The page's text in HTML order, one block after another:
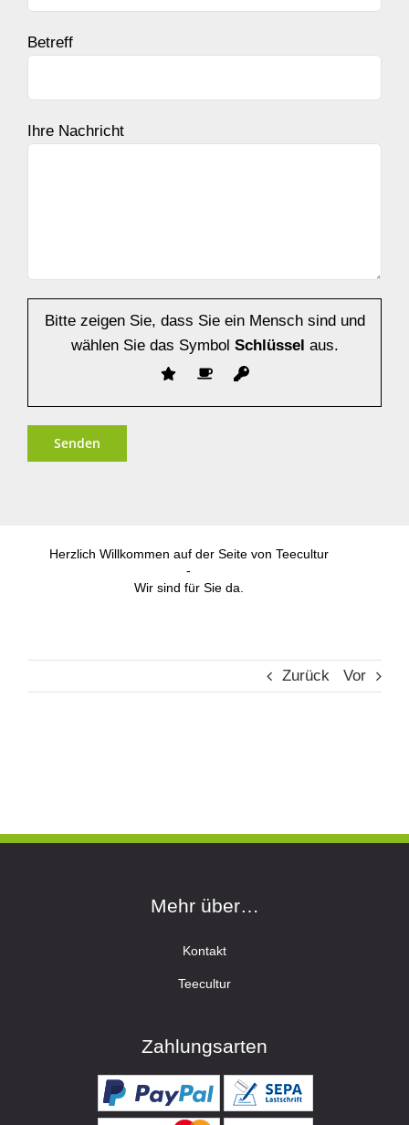
Betreff
Ihre Nachricht
Bitte zeigen Sie, dass Sie ein Mensch sind und
wählen Sie das Symbol Schlüssel aus.
Herzlich Willkommen auf der Seite von Teecultur
-
Wir sind für Sie da.
Zurück Vor
Mehr über…
Kontakt
Teecultur
Zahlungsarten